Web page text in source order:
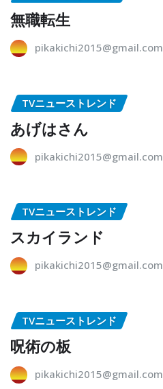
無職転生
pikakichi2015@gmail.com
TVニューストレンド
あげはさん
pikakichi2015@gmail.com
TVニューストレンド
スカイランド
pikakichi2015@gmail.com
TVニューストレンド
呪術の板
pikakichi2015@gmail.com